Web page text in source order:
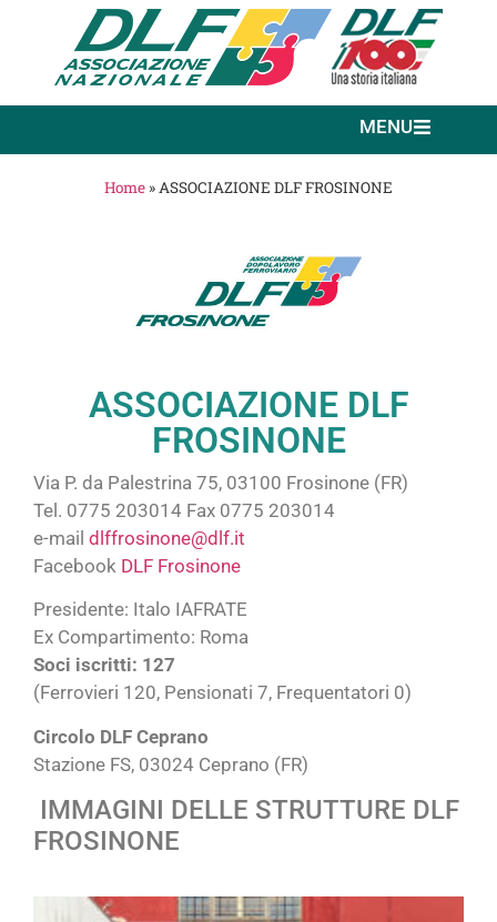
MENU
Home »ASSOCIAZIONE DLF FROSINONE
ASSOCIAZIONE DLF
FROSINONE
Via P. da Palestrina 75, 03100 Frosinone (FR)
Tel. 0775 203014 Fax 0775 203014
e-mail dlffrosinone@dlf.it
Facebook DLF Frosinone
Presidente: Italo IAFRATE
Ex Compartimento: Roma
Soci iscritti: 127
(Ferrovieri 120, Pensionati 7, Frequentatori 0)
Circolo DLF Ceprano
Stazione FS, 03024 Ceprano (FR)
IMMAGINI DELLE STRUTTURE DLF
FROSINONE